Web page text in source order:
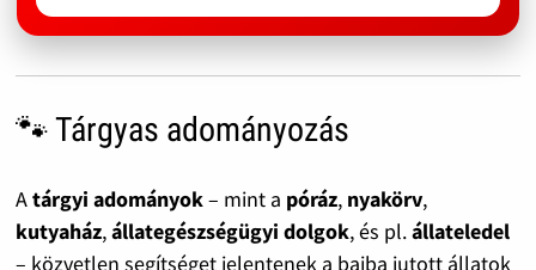
🐾 Tárgyas adományozás
Atárgyi adományok– mint a póráz, nyakörv,
kutyaház,állategészségügyi dolgok, és pl.állateledel
– közvetlen segítséget jelentenek a bajba jutott állatok